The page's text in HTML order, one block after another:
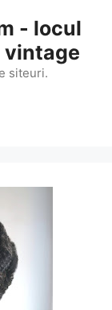
- locul
vintage
siteuri.